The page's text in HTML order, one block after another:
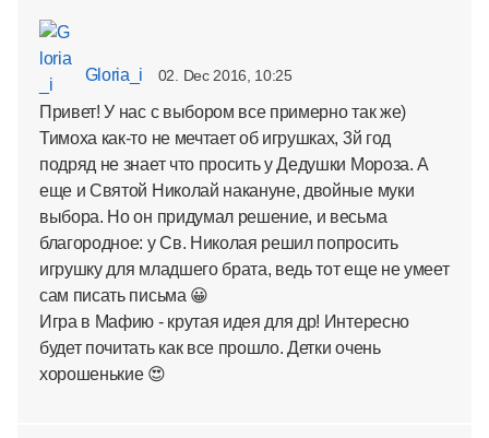
Gloria_i 02. Dec 2016, 10:25
Привет! У нас с выбором все примерно так же)
Тимоха как-то не мечтает об игрушках, 3й год
подряд не знает что просить у Дедушки Мороза. А
еще и Святой Николай накануне, двойные муки
выбора. Но он придумал решение, и весьма
благородное: у Св. Николая решил попросить
игрушку для младшего брата, ведь тот еще не умеет
сам писать письма 😀
Игра в Мафию - крутая идея для др! Интересно
будет почитать как все прошло. Детки очень
хорошенькие 😍